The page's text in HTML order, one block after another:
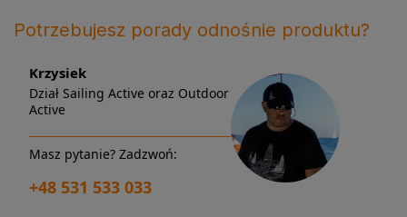
Potrzebujesz porady odnośnie produktu?
Krzysiek
Dział Sailing Active oraz Outdoor
Active
Masz pytanie? Zadzwoń:
+48 531 533 033